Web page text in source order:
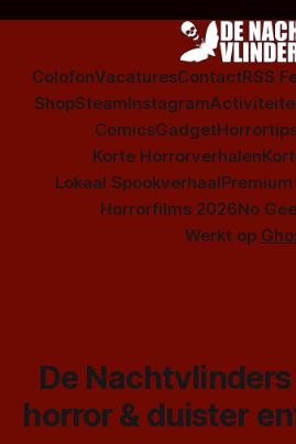
ColofonVacaturesContactRSS
ShopSteamInstagram
ComicsGadget
Korte Horrorverhalen
Lokaal Spookverhaal
Horrorfilms 2026No
Werkt op
De
horror & duister